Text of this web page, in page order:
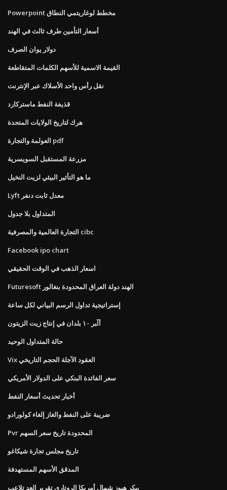
Powerpoint مخطط لوغاريتمي النطاق
أسعار التأمين طرف ثالث في الهند
دولار يوان الصرف
القيمة الاسمية للأسهم الكلمات المتقاطعة
نقل رأس واحد الأسلاك عبر الإنترنت
قذيفة النفط ماستركارد
هرك لتاريخ الولايات المتحدة
العولمة والتجارة pdf
مزرعة المستقبل السويسرية
ما هو التأثير البيئي لزيت النخيل
Lyft معدل ثابت دنفر
المتداول بلا جدول
التجارة العالمية والمصرفية cibc
Facebook ipo chart
اسعار الذهب في الوقت الحقيقي
Futuresoft الهند دولة العراق المحدودة بنغالور
إستراتيجية تداول الرسم البياني لكل ساعة
أآﺒﺮ ١٠ ﺑﻠﺪان ﻓﻲ إﻧﺘﺎج زﻳﺖ اﻟﺰﻳﺘﻮن
حالة المتداول الوحيد
Vix العقود الآجلة الحجم التاريخي
سعر الفائدة البنكي على الدولار الأمريكي
أخبار تحديث أسعار النفط
ضريبة على النفط والغاز إلغاء كولورادو
Pvr المحدودة تاريخ سعر السهم
تاريخ مجلس تجارة شيكاغو
المدقق الأسهم المستهدفة
بيكر هيوز شمال أمريكا الروتاري تقرير العد تلاعب